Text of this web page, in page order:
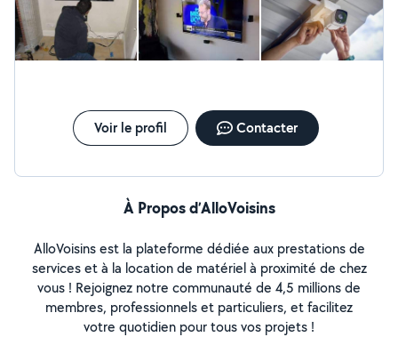
Voir le profil Contacter
À Propos d’AlloVoisins
AlloVoisins est la plateforme dédiée aux prestations de
services et à la location de matériel à proximité de chez
vous ! Rejoignez notre communauté de 4,5 millions de
membres, professionnels et particuliers, et facilitez
votre quotidien pour tous vos projets !